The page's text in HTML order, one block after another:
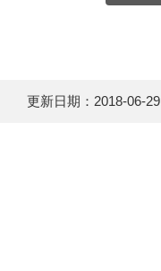
更新日期：2018-06-29